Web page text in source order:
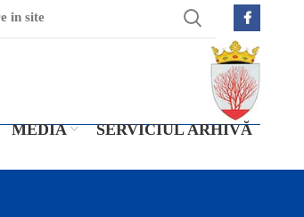
MEDIA
SERVICIUL ARHIVĂ